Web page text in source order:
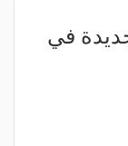
جديدة في